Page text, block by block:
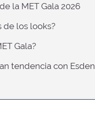
la MET Gala 2026
de los looks?
Gala?
tendencia con Esden